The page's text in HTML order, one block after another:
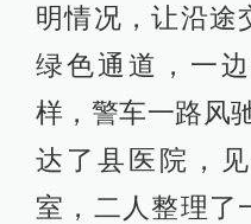
明情况，让沿途
绿色通道，一
样，警车一路风
达了县医院，
室，二人整理了